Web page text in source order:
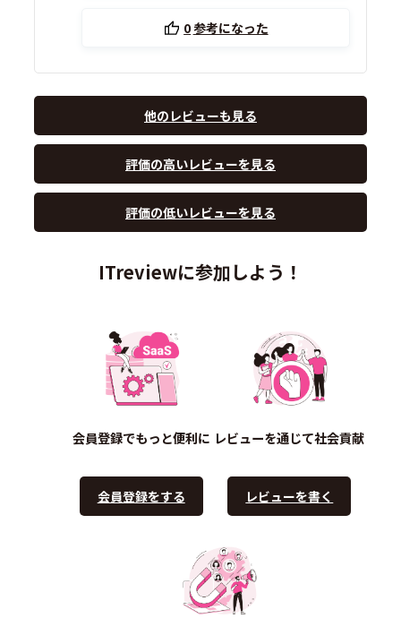
0参考になった
他のレビューも見る
評価の高いレビューを見る
評価の低いレビューを見る
ITreviewに参加しよう！
会員登録でもっと便利に
会員登録をする
レビューを通じて社会貢献
レビューを書く